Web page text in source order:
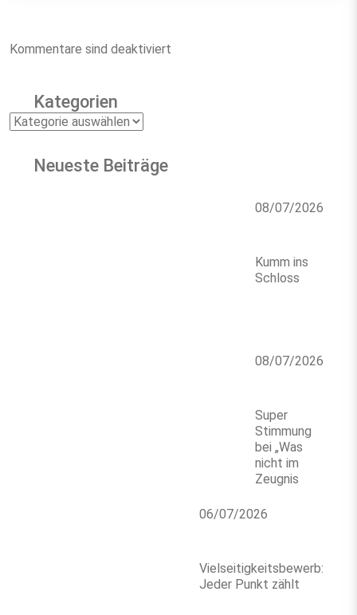
Kommentare sind deaktiviert
Kategorien
Kategorien
Neueste Beiträge
08/07/2026
Kumm ins
Schloss
08/07/2026
Super
Stimmung
bei „Was
nicht im
Zeugnis
06/07/2026
Vielseitigkeitsbewerb:
Jeder Punkt zählt